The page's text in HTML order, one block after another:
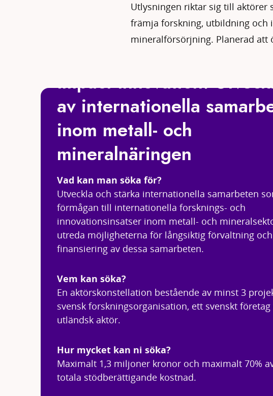
Utlysningen riktar sig till
främja forskning, utbildning och
mineralförsörjning. Planerad att
Impact Innovation:
av internationella
inom metall- och
mineralnäringen
Vad kan man söka för?
Utveckla och stärka internationella samarbeten
förmågan till internationella forsknings- och
innovationsinsatser inom metall- och
utreda möjligheterna för långsiktig förvaltning och
finansiering av dessa samarbeten.
Vem kan söka?
En aktörskonstellation bestående av minst 3
svensk forskningsorganisation, ett svenskt företag
utländsk aktör.
Hur mycket kan ni söka?
Maximalt 1,3 miljoner kronor och maximalt 70%
totala stödberättigande kostnad.